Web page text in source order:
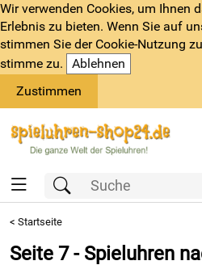
Wir verwenden Cookies, um Ihnen
Erlebnis zu bieten. Wenn Sie auf
stimmen Sie der Cookie-Nutzung
stimme zu.
Ablehnen
Zustimmen
< Startseite
Seite 7 - Spieluhren